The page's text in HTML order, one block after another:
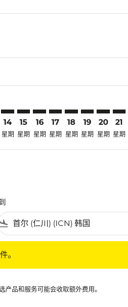
14
星期
15
星期
16
星期
17
星期
18
星期
19
星期
20
星期
21
星期
flight_land
。
品和服务可能会收取额外费用。